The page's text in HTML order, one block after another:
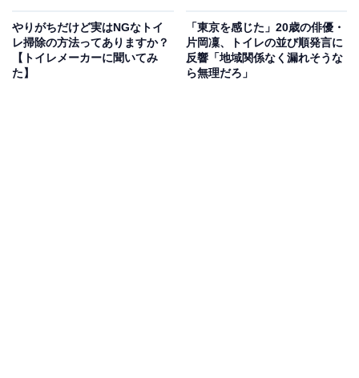
やりがちだけど実はNGなトイ
レ掃除の方法ってありますか？
【トイレメーカーに聞いてみ
た】
「東京を感じた」20歳の俳優・
片岡凜、トイレの並び順発言に
反響「地域関係なく漏れそうな
ら無理だろ」